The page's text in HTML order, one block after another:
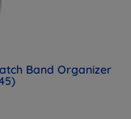
Band Organizer